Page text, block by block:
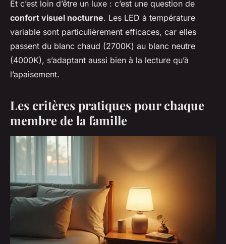
Et c’est loin d’être un luxe : c’est une question de
confort visuel nocturne. Les LED à température
variable sont particulièrement efficaces, car elles
passent du blanc chaud (2700K) au blanc neutre
(4000K), s’adaptant aussi bien à la lecture qu’à
l’apaisement.
Les critères pratiques pour chaque
membre de la famille